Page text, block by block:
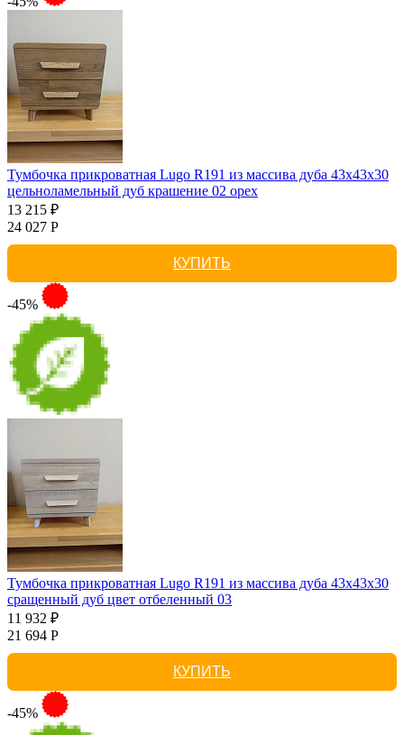
Тумбочка прикроватная Lugo R191 из массива дуба 43х43х30
цельноламельный дуб крашение 02 орех
13 215 ₽
24 027 Р
КУПИТЬ
-45%
Тумбочка прикроватная Lugo R191 из массива дуба 43х43х30
сращенный дуб цвет отбеленный 03
11 932 ₽
21 694 Р
КУПИТЬ
-45%